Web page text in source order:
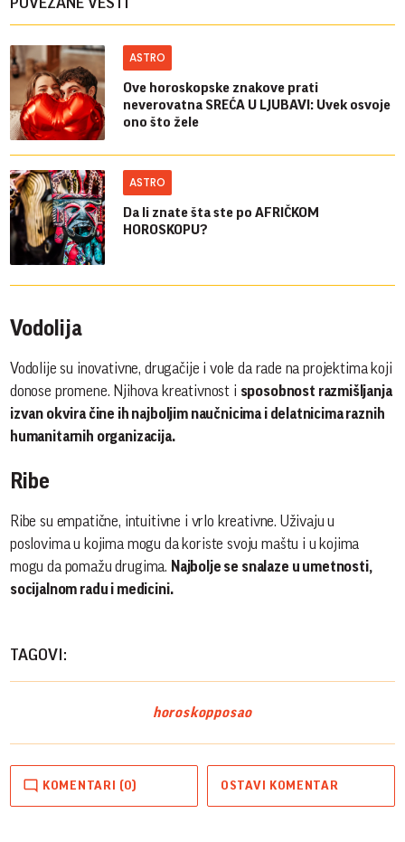
ASTRO
Ove horoskopske znakove prati
neverovatna SREĆA U LJUBAVI: Uvek osvoje
ono što žele
ASTRO
Da li znate šta ste po AFRIČKOM
HOROSKOPU?
Vodolija
Vodolije su inovativne, drugačije i vole da rade na projektima koji
donose promene. Njihova kreativnost i sposobnost razmišljanja
izvan okvira čine ih najboljim naučnicima i delatnicima raznih
humanitarnih organizacija.
Ribe
Ribe su empatične, intuitivne i vrlo kreativne. Uživaju u
poslovima u kojima mogu da koriste svoju maštu i u kojima
mogu da pomažu drugima. Najbolje se snalaze u umetnosti,
socijalnom radu i medicini.
TAGOVI:
horoskopposao
KOMENTARI (0) OSTAVI KOMENTAR